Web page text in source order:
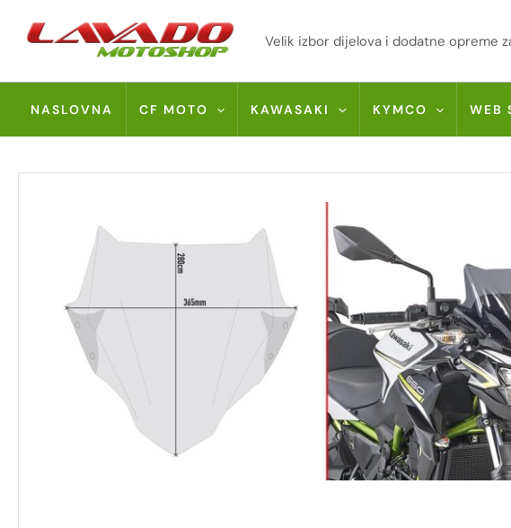
Velik izbor dijelova i dodatne opreme
NASLOVNA CF MOTO KAWASAKI KYMCO WEB